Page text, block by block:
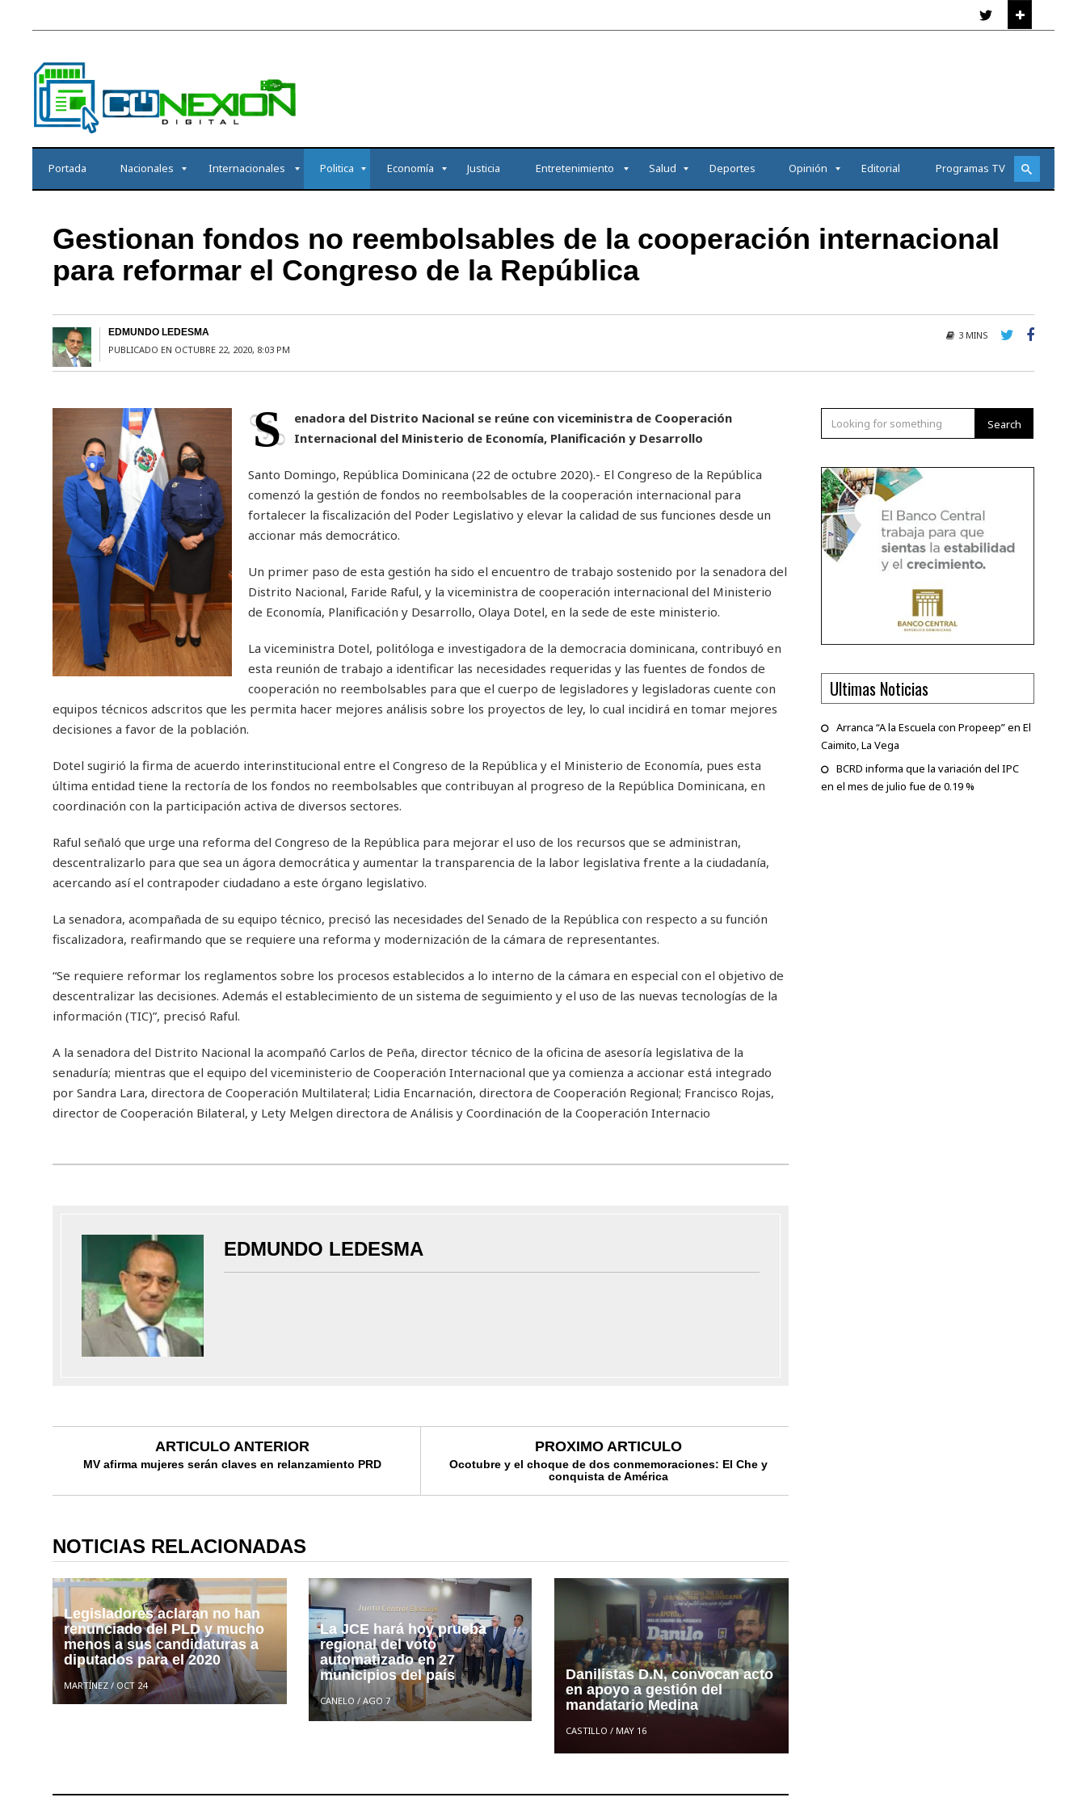
Portada Nacionales Internacionales Politica Economía Justicia Entretenimiento Salud Deportes Opinión Editorial Programas TV
Gestionan fondos no reembolsables de la cooperación internacional
para reformar el Congreso de la República
EDMUNDO LEDESMA
PUBLICADO EN OCTUBRE 22, 2020, 8:03 PM
3 MINS
S
enadora del Distrito Nacional se reúne con viceministra de Cooperación
Internacional del Ministerio de Economía, Planificación y Desarrollo
Santo Domingo, República Dominicana (22 de octubre 2020).- El Congreso de la República
comenzó la gestión de fondos no reembolsables de la cooperación internacional para
fortalecer la fiscalización del Poder Legislativo y elevar la calidad de sus funciones desde un
accionar más democrático.
Un primer paso de esta gestión ha sido el encuentro de trabajo sostenido por la senadora del
Distrito Nacional, Faride Raful, y la viceministra de cooperación internacional del Ministerio
de Economía, Planificación y Desarrollo, Olaya Dotel, en la sede de este ministerio.
La viceministra Dotel, politóloga e investigadora de la democracia dominicana, contribuyó en
esta reunión de trabajo a identificar las necesidades requeridas y las fuentes de fondos de
cooperación no reembolsables para que el cuerpo de legisladores y legisladoras cuente con
equipos técnicos adscritos que les permita hacer mejores análisis sobre los proyectos de ley, lo cual incidirá en tomar mejores
decisiones a favor de la población.
Dotel sugirió la firma de acuerdo interinstitucional entre el Congreso de la República y el Ministerio de Economía, pues esta
última entidad tiene la rectoría de los fondos no reembolsables que contribuyan al progreso de la República Dominicana, en
coordinación con la participación activa de diversos sectores.
Raful señaló que urge una reforma del Congreso de la República para mejorar el uso de los recursos que se administran,
descentralizarlo para que sea un ágora democrática y aumentar la transparencia de la labor legislativa frente a la ciudadanía,
acercando así el contrapoder ciudadano a este órgano legislativo.
La senadora, acompañada de su equipo técnico, precisó las necesidades del Senado de la República con respecto a su función
fiscalizadora, reafirmando que se requiere una reforma y modernización de la cámara de representantes.
“Se requiere reformar los reglamentos sobre los procesos establecidos a lo interno de la cámara en especial con el objetivo de
descentralizar las decisiones. Además el establecimiento de un sistema de seguimiento y el uso de las nuevas tecnologías de la
información (TIC)”, precisó Raful.
A la senadora del Distrito Nacional la acompañó Carlos de Peña, director técnico de la oficina de asesoría legislativa de la
senaduría; mientras que el equipo del viceministerio de Cooperación Internacional que ya comienza a accionar está integrado
por Sandra Lara, directora de Cooperación Multilateral; Lidia Encarnación, directora de Cooperación Regional; Francisco Rojas,
director de Cooperación Bilateral, y Lety Melgen directora de Análisis y Coordinación de la Cooperación Internacio
EDMUNDO LEDESMA
ARTICULO ANTERIOR
MV afirma mujeres serán claves en relanzamiento PRD
PROXIMO ARTICULO
Ocotubre y el choque de dos conmemoraciones: El Che y
conquista de América
NOTICIAS RELACIONADAS
Legisladores aclaran no han
renunciado del PLD y mucho
menos a sus candidaturas a
diputados para el 2020
MARTÍNEZ /OCT 24
La JCE hará hoy prueba
regional del voto
automatizado en 27
municipios del país
CANELO / AGO 7
Danilistas D.N, convocan acto
en apoyo a gestión del
mandatario Medina
CASTILLO / MAY 16
Search
Ultimas Noticias
Arranca “A la Escuela con Propeep” en El
Caimito, La Vega
BCRD informa que la variación del IPC
en el mes de julio fue de 0.19 %